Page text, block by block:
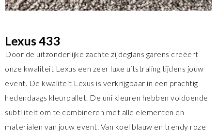
Lexus 433
Door de uitzonderlijke zachte zijdeglans garens creëert
onze kwaliteit Lexus een zeer luxe uitstraling tijdens jouw
event. De kwaliteit Lexus is verkrijgbaar in een prachtig
hedendaags kleurpallet. De uni kleuren hebben voldoende
subtiliteit om te combineren met alle elementen en
materialen van jouw event. Van koel blauw en trendy roze